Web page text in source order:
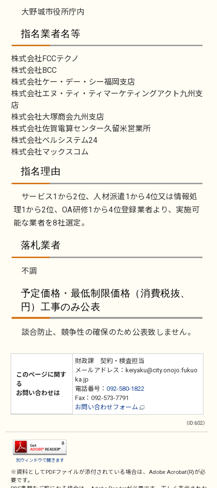
大野城市役所庁内
指名業者名等
株式会社FCCテクノ
株式会社BCC
株式会社ケー・デー・シー福岡支店
株式会社エヌ・ティ・ティマーケティングアクト九州支
店
株式会社大塚商会九州支店
株式会社佐賀電算センター久留米営業所
株式会社ベルシステム24
株式会社マックスコム
指名理由
サービス1から2位、人材派遣1から4位又は情報処
理1から2位、OA研修1から4位登録業者より、実施可
能な業者を8社選定。
落札業者
不調
予定価格・最低制限価格（消費税抜、
円）工事のみ公表
談合防止、競争性の確保のため公表致しません。
このページに関す
る
お問い合わせは
財政課 契約・検査担当
メールアドレス：keiyaku@city.onojo.fukuo
ka.jp
電話番号： 092-580-1822
Fax：092-573-7791
お問い合わせフォーム
（ID:602）
別ウィンドウで開きます
※資料としてPDFファイルが添付されている場合は、Adobe Acrobat(R)が必
要です。